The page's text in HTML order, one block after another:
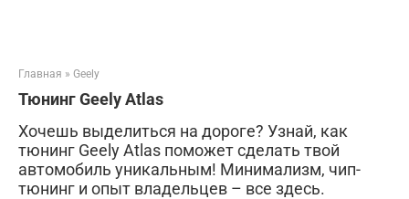
Главная » Geely
Тюнинг Geely Atlas
Хочешь выделиться на дороге? Узнай, как
тюнинг Geely Atlas поможет сделать твой
автомобиль уникальным! Минимализм, чип-
тюнинг и опыт владельцев – все здесь.